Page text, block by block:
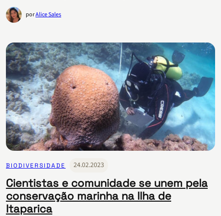
porAlice Sales
BIODIVERSIDADE 24.02.2023
Cientistas e comunidade se unem pela
conservação marinha na Ilha de
Itaparica